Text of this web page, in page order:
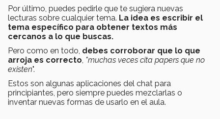
Por último, puedes pedirle que te sugiera nuevas
lecturas sobre cualquier tema. La idea es escribir el
tema específico para obtener textos más
cercanos a lo que buscas.
Pero como en todo, debes corroborar que lo que
arroja es correcto, "muchas veces cita papers que no
existen".
Estos son algunas aplicaciones del chat para
principiantes, pero siempre puedes mezclarlas o
inventar nuevas formas de usarlo en el aula.